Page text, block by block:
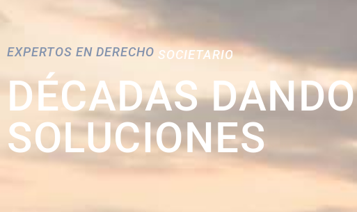
EXPERTOS EN DERECHO SOCIETARIO
DÉCADAS DANDO
SOLUCIONES